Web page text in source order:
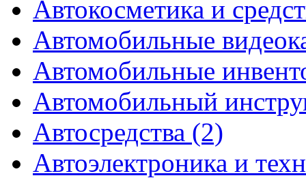
Автокосметика и
Автомобильные
Автомобильные
Автомобильный
Автосредства (2)
Автоэлектроника и